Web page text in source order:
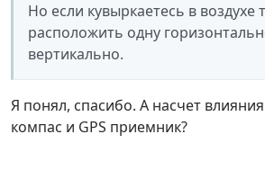
Но если кувыркаетесь в воздухе
расположить одну
вертикально.
Я понял, спасибо. А насчет
компас и GPS приемник?